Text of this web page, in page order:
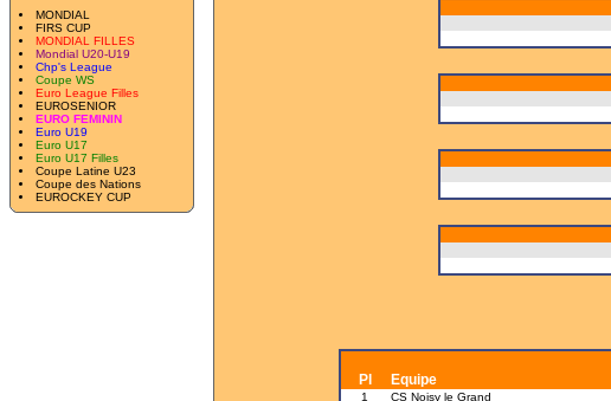
MONDIAL
FIRS CUP
MONDIAL FILLES
Mondial U20-U19
Chp's League
Coupe WS
Euro League Filles
EUROSENIOR
EURO FEMININ
Euro U19
Euro U17
Euro U17 Filles
Coupe Latine U23
Coupe des Nations
EUROCKEY CUP
Pl
Equipe
1 CS Noisy le Grand